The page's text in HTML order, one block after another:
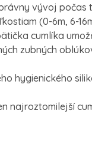
vývoj počas
(0-6m, 6-
cumlíka
zubných
hygienického
najroztomilejší